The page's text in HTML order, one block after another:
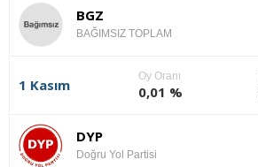
BGZ
BAĞIMSIZ TOPLAM
1 Kasım
Oy Oranı
0,01 %
DYP
Doğru Yol Partisi